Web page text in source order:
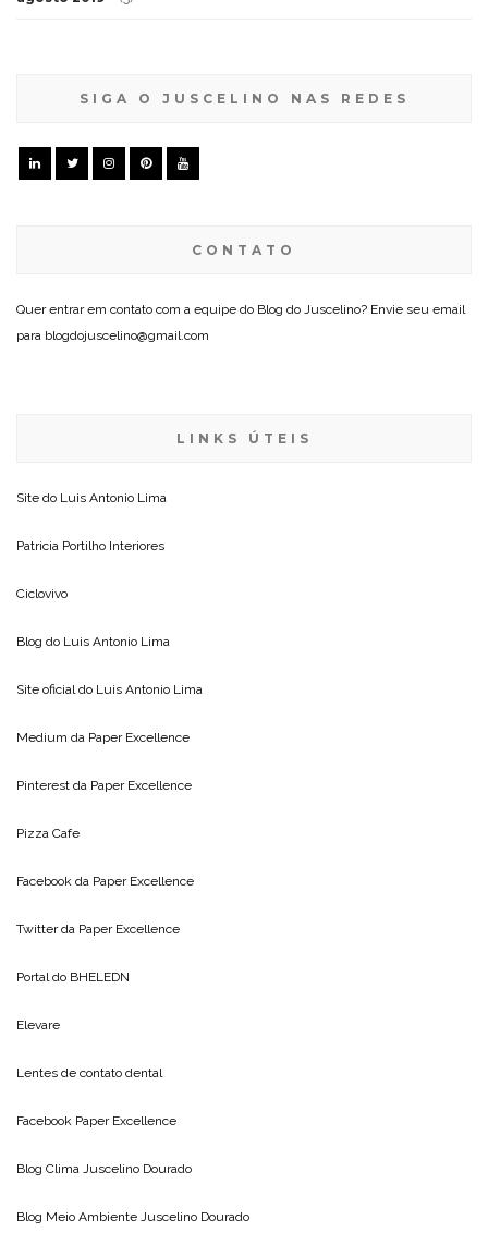
SIGA O JUSCELINO NAS REDES
CONTATO
Quer entrar em contato com a equipe do Blog do Juscelino? Envie seu email
para blogdojuscelino@gmail.com
LINKS ÚTEIS
Site do Luis Antonio Lima
Patricia Portilho Interiores
Ciclovivo
Blog do Luis Antonio Lima
Site oficial do Luis Antonio Lima
Medium da Paper Excellence
Pinterest da Paper Excellence
Pizza Cafe
Facebook da Paper Excellence
Twitter da Paper Excellence
Portal do BHELEDN
Elevare
Lentes de contato dental
Facebook Paper Excellence
Blog Clima Juscelino Dourado
Blog Meio Ambiente Juscelino Dourado